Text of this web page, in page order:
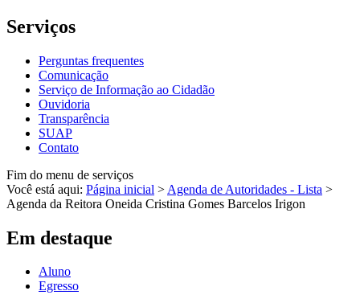
Serviços
Perguntas frequentes
Comunicação
Serviço de Informação ao Cidadão
Ouvidoria
Transparência
SUAP
Contato
Fim do menu de serviços
Você está aqui: Página inicial > Agenda de Autoridades - Lista >
Agenda da Reitora Oneida Cristina Gomes Barcelos Irigon
Em destaque
Aluno
Egresso